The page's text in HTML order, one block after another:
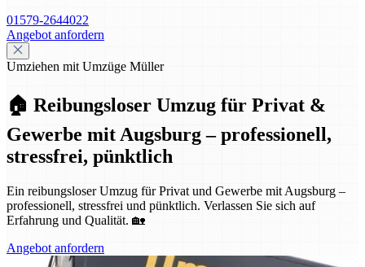
01579-2644022
Angebot anfordern
Umziehen mit Umzüge Müller
🏠 Reibungsloser Umzug für Privat &
Gewerbe mit Augsburg – professionell,
stressfrei, pünktlich
Ein reibungsloser Umzug für Privat und Gewerbe mit Augsburg –
professionell, stressfrei und pünktlich. Verlassen Sie sich auf
Erfahrung und Qualität. 🏡
Angebot anfordern